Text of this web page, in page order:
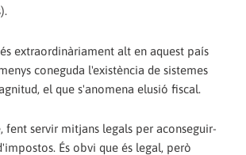
extraordinàriament alt en aquest país
coneguda l'existència de sistemes
el que s'anomena elusió fiscal.
servir mitjans legals per aconseguir-
És obvi que és legal, però